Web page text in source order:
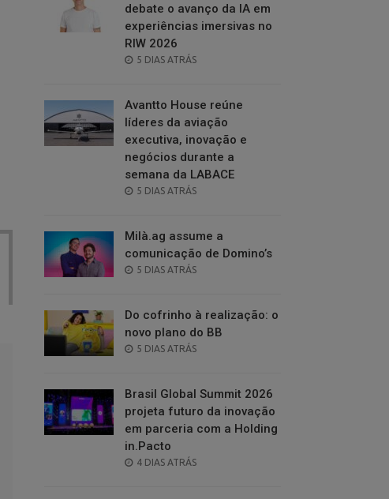
debate o avanço da IA em
experiências imersivas no
RIW 2026
POSTED
5 DIAS ATRÁS
Avantto House reúne
líderes da aviação
executiva, inovação e
negócios durante a
semana da LABACE
POSTED
5 DIAS ATRÁS
Milà.ag assume a
comunicação de Domino’s
POSTED
5 DIAS ATRÁS
Do cofrinho à realização: o
novo plano do BB
POSTED
5 DIAS ATRÁS
Brasil Global Summit 2026
projeta futuro da inovação
em parceria com a Holding
in.Pacto
POSTED
4 DIAS ATRÁS